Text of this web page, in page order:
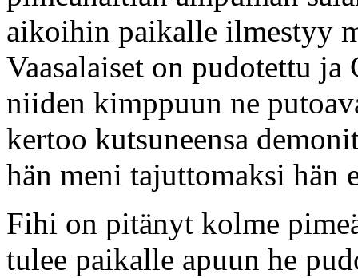
aikoihin paikalle ilmestyy
Vaasalaiset on pudotettu ja
niiden kimppuun ne
kertoo kutsuneensa
hän meni tajuttomaksi hän
Fihi on pitänyt kolme
tulee paikalle apuun he